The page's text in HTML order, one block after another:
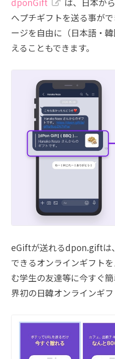
へプチギフトを送る事が
ージを自由に（日本語・
えることもできます。
eGiftが送れるdpon.giftは
できるオンラインギフト
む学生の友達等に今すぐ
界初の日韓オンラインギフ